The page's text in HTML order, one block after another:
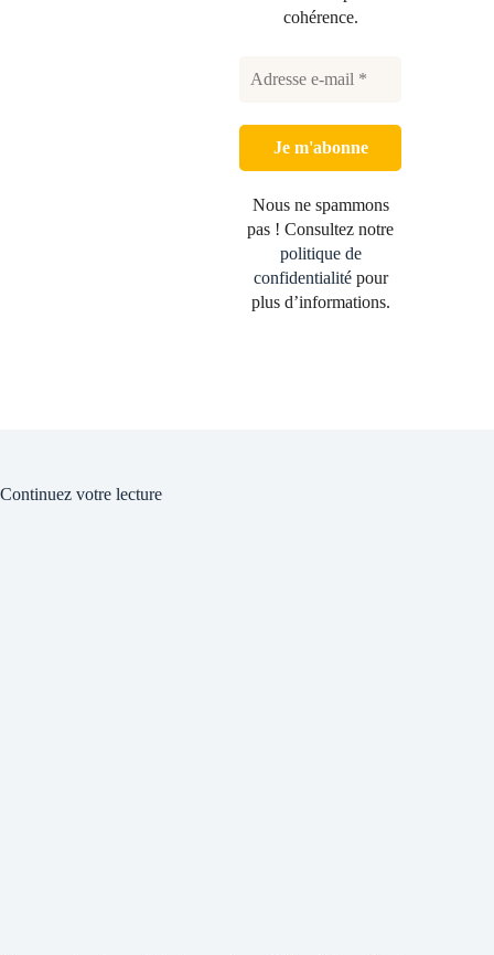
cohérence.
Nous ne spammons
pas ! Consultez notre
politique de
confidentialitépour
plus d’informations.
Continuez votre lecture